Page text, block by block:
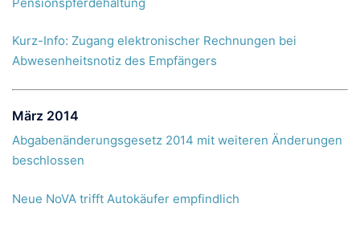
Kurz-Info: Zugang elektronischer Rechnungen bei
Abwesenheitsnotiz des Empfängers
März 2014
Abgabenänderungsgesetz 2014 mit weiteren Änderungen
beschlossen
Neue NoVA trifft Autokäufer empfindlich